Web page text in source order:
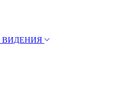
ВИДЕНИЯ